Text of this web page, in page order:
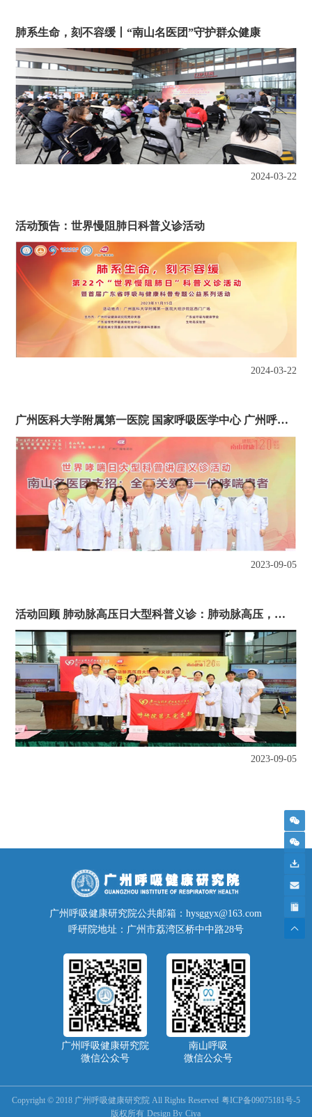
肺系生命，刻不容缓丨“南山名医团”守护群众健康
2024-03-22
活动预告：世界慢阻肺日科普义诊活动
2024-03-22
广州医科大学附属第一医院 国家呼吸医学中心 广州呼吸健康研究院钟南山院士团队开展 2023 年世界哮喘日大型科普暨义诊活动
2023-09-05
活动回顾 肺动脉高压日大型科普义诊：肺动脉高压，坦然应对，泰然处之
2023-09-05
广州呼吸健康研究院公共邮箱：hysggyx@163.com
呼研院地址：广州市荔湾区桥中中路28号
广州呼吸健康研究院
微信公众号
南山呼吸
微信公众号
Copyright © 2018 广州呼吸健康研究院 All Rights Reserved 粤ICP备09075181号-5
版权所有 Design By Ciya